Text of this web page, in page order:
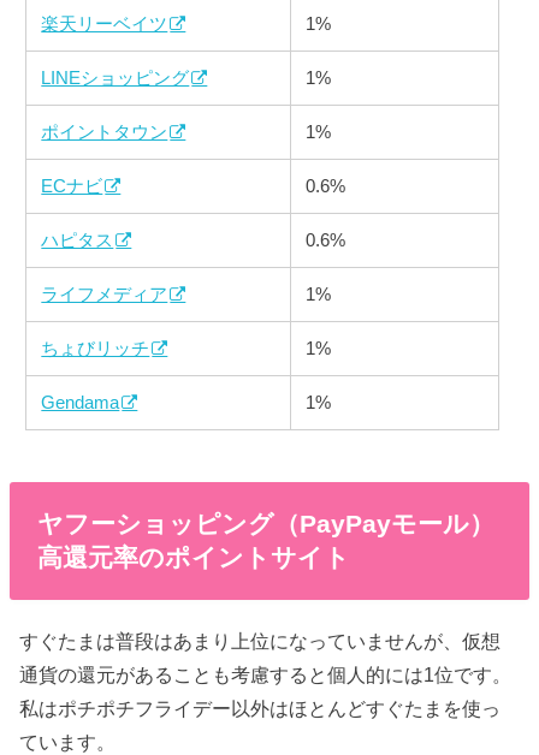
楽天リーベイツ 1%
LINEショッピング 1%
ポイントタウン 1%
ECナビ 0.6%
ハピタス 0.6%
ライフメディア 1%
ちょびリッチ 1%
Gendama 1%
ヤフーショッピング（PayPayモール）
高還元率のポイントサイト
すぐたまは普段はあまり上位になっていませんが、仮想
通貨の還元があることも考慮すると個人的には1位です。
私はポチポチフライデー以外はほとんどすぐたまを使っ
ています。